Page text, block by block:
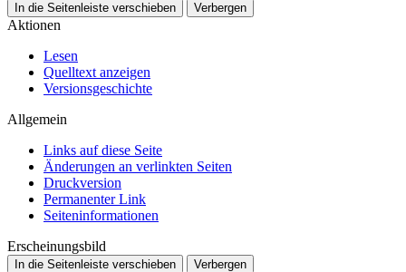
In die Seitenleiste verschieben Verbergen
Aktionen
Lesen
Quelltext anzeigen
Versionsgeschichte
Allgemein
Links auf diese Seite
Änderungen an verlinkten Seiten
Druckversion
Permanenter Link
Seiten­­informationen
Erscheinungsbild
In die Seitenleiste verschieben Verbergen